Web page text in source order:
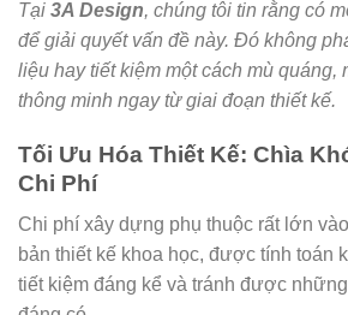
Tại 3A Design, chúng tôi tin rằng có
để giải quyết vấn đề này. Đó không
liệu hay tiết kiệm một cách mù quáng,
thông minh ngay từ giai đoạn thiết kế.
Tối Ưu Hóa Thiết Kế: Chìa
Chi Phí
Chi phí xây dựng phụ thuộc rất lớn
bản thiết kế khoa học, được tính toán
tiết kiệm đáng kể và tránh được